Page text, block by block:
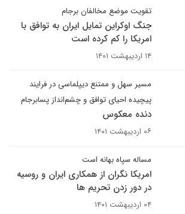
تقویت موضع مخالفان برجام
جنگ اوکراین تمایل ایران به توافق با
امریکا را کم کرده است
۱۴ اردیبهشت ۱۴۰۱
مسیر سهل و ممتنع دیپلماسی در فرایند
پیچیده احیای توافق و چشم‌انداز پسابرجام
دنده معکوس
۰۶ اردیبهشت ۱۴۰۱
مساله سپاه بهانه است
امریکا نگران از همکاری ایران و روسیه
در دور زدن تحریم ها
۰۴ اردیبهشت ۱۴۰۱